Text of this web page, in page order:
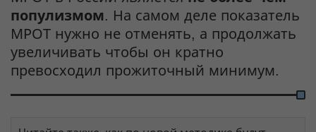
популизмом. На самом деле показатель
МРОТ нужно не отменять, а продолжать
увеличивать чтобы он кратно
превосходил прожиточный минимум.